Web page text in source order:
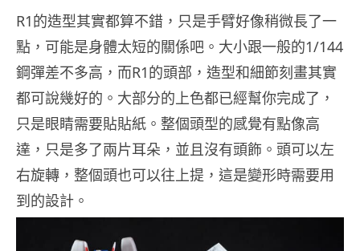
R1的造型其實都算不錯，只是手臂好像稍微長了一
點，可能是身體太短的關係吧。大小跟一般的1/144
鋼彈差不多高，而R1的頭部，造型和細節刻畫其實
都可說幾好的。大部分的上色都已經幫你完成了，
只是眼睛需要貼貼紙。整個頭型的感覺有點像高
達，只是多了兩片耳朵，並且沒有頭飾。頭可以左
右旋轉，整個頭也可以往上提，這是變形時需要用
到的設計。